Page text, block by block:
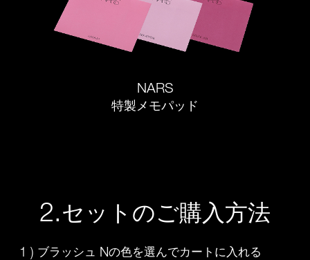
NARS
特製メモパッド
2.セットのご購入方法
1 ) ブラッシュ Nの色を選んでカートに入れる